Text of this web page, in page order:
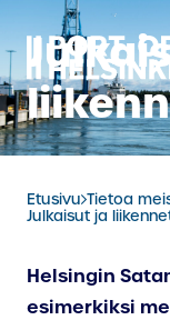
sisältöön
Etusivu Tietoa
Julkaisut ja
Helsingin
esimerkiksi